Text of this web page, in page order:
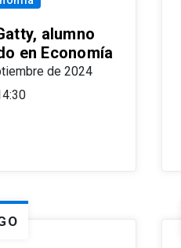
alumno
en Economía
de 2024